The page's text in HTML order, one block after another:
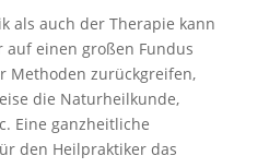
als auch der Therapie kann
einen großen Fundus
Methoden zurückgreifen,
die Naturheilkunde,
Eine ganzheitliche
den Heilpraktiker das